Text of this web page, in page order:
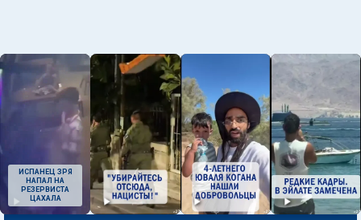
ИСПАНЕЦ ЗРЯ
НАПАЛ НА
РЕЗЕРВИСТА
ЦАХАЛА